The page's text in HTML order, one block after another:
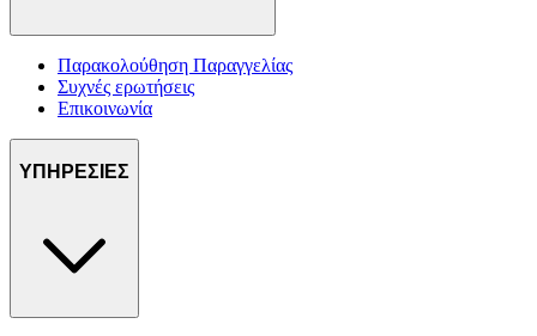
Παρακολούθηση Παραγγελίας
Συχνές ερωτήσεις
Επικοινωνία
ΥΠΗΡΕΣΙΕΣ